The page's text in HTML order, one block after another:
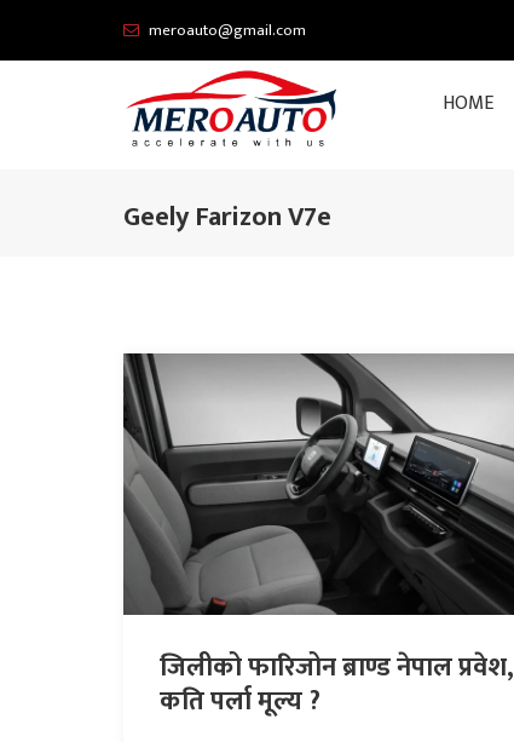
meroauto@gmail.com
HOME
Geely Farizon V7e
जिलीको फारिजोन ब्राण्ड नेपाल प्रवेश,
कति पर्ला मूल्य ?